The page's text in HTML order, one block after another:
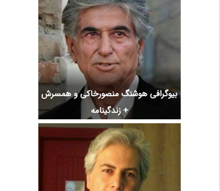
بیوگرافی هوشنگ منصورخاکی و همسرش
+ زندگینامه